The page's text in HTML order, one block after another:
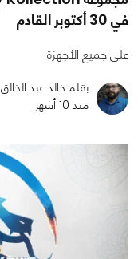
في 30 أكتوبر القادم
على جميع الأجهزة
بقلم خالد عبد الخالق
منذ 10 أشهر